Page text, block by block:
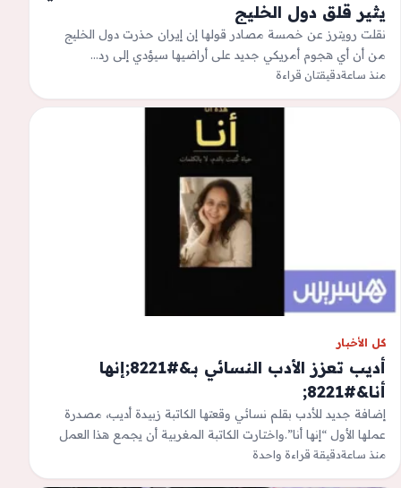
يثير قلق دول الخليج
نقلت رويترز عن خمسة مصادر قولها إن إيران حذرت دول الخليج
من أن أي هجوم أمريكي جديد على أراضيها سيؤدي إلى رد…
منذ ساعةدقيقتان قراءة
كل الأخبار
أديب تعزز الأدب النسائي بـ&#8221;إنها
أنا&#8221;
إضافة جديد للأدب بقلم نسائي وقعتها الكاتبة زبيدة أديب، مصدرة
عملها الأول “إنها أنا”.واختارت الكاتبة المغربية أن يجمع هذا العمل
“بين الرواية…
منذ ساعةدقيقة قراءة واحدة